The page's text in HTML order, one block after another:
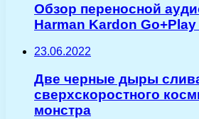
Обзор переносной
Harman Kardon Go+Play
23.06.2022
Две черные дыры
сверхскоростного
монстра